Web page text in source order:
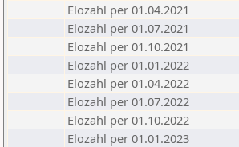
Elozahl per 01.04.2021
Elozahl per 01.07.2021
Elozahl per 01.10.2021
Elozahl per 01.01.2022
Elozahl per 01.04.2022
Elozahl per 01.07.2022
Elozahl per 01.10.2022
Elozahl per 01.01.2023